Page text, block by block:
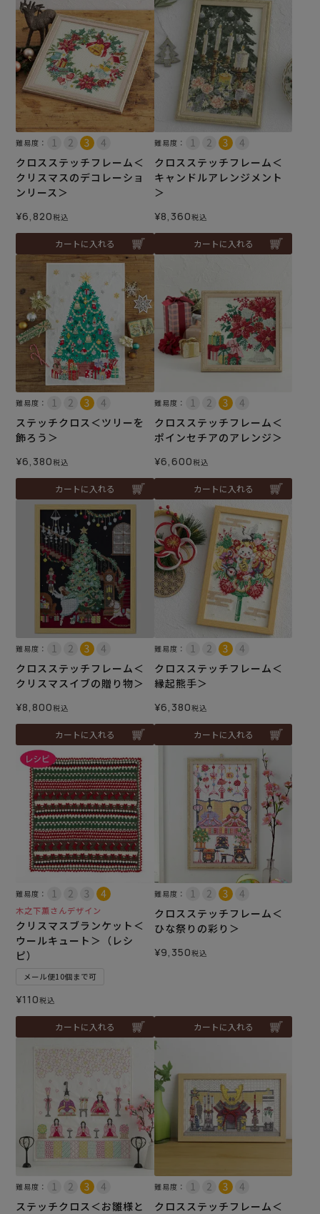
難易度：
クロスステッチフレーム＜
クリスマスのデコレーショ
ンリース＞
¥6,820税込
カートに入れる
難易度：
クロスステッチフレーム＜
キャンドルアレンジメント
＞
¥8,360税込
カートに入れる
難易度：
ステッチクロス＜ツリーを
飾ろう＞
¥6,380税込
カートに入れる
難易度：
クロスステッチフレーム＜
ポインセチアのアレンジ＞
¥6,600税込
カートに入れる
難易度：
クロスステッチフレーム＜
クリスマスイブの贈り物＞
¥8,800税込
カートに入れる
難易度：
クロスステッチフレーム＜
縁起熊手＞
¥6,380税込
カートに入れる
難易度：
木之下薫さんデザイン
クリスマスブランケット＜
ウールキュート＞（レシ
ピ）
メール便10個まで可
¥110税込
カートに入れる
難易度：
クロスステッチフレーム＜
ひな祭りの彩り＞
¥9,350税込
カートに入れる
難易度：
ステッチクロス＜お雛様と
難易度：
クロスステッチフレーム＜